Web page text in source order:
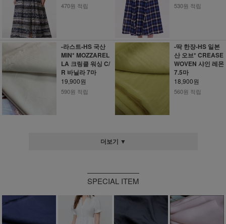
470원 적립 530원 적립
-라스트-HS 국산
MIN* MOZZAREL
LA 크링클 워싱 C/
R 바닐라 7마
19,900원
590원 적립
-딱 한장-HS 일본
산 오브* CREASE
WOVEN 샤인 레몬
7.5마
18,900원
560원 적립
더보기 ▼
SPECIAL ITEM